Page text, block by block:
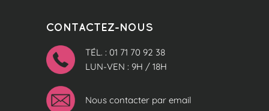
CONTACTEZ-NOUS
TÉL. : 01 71 70 92 38
LUN-VEN : 9H / 18H
Nous contacter par email